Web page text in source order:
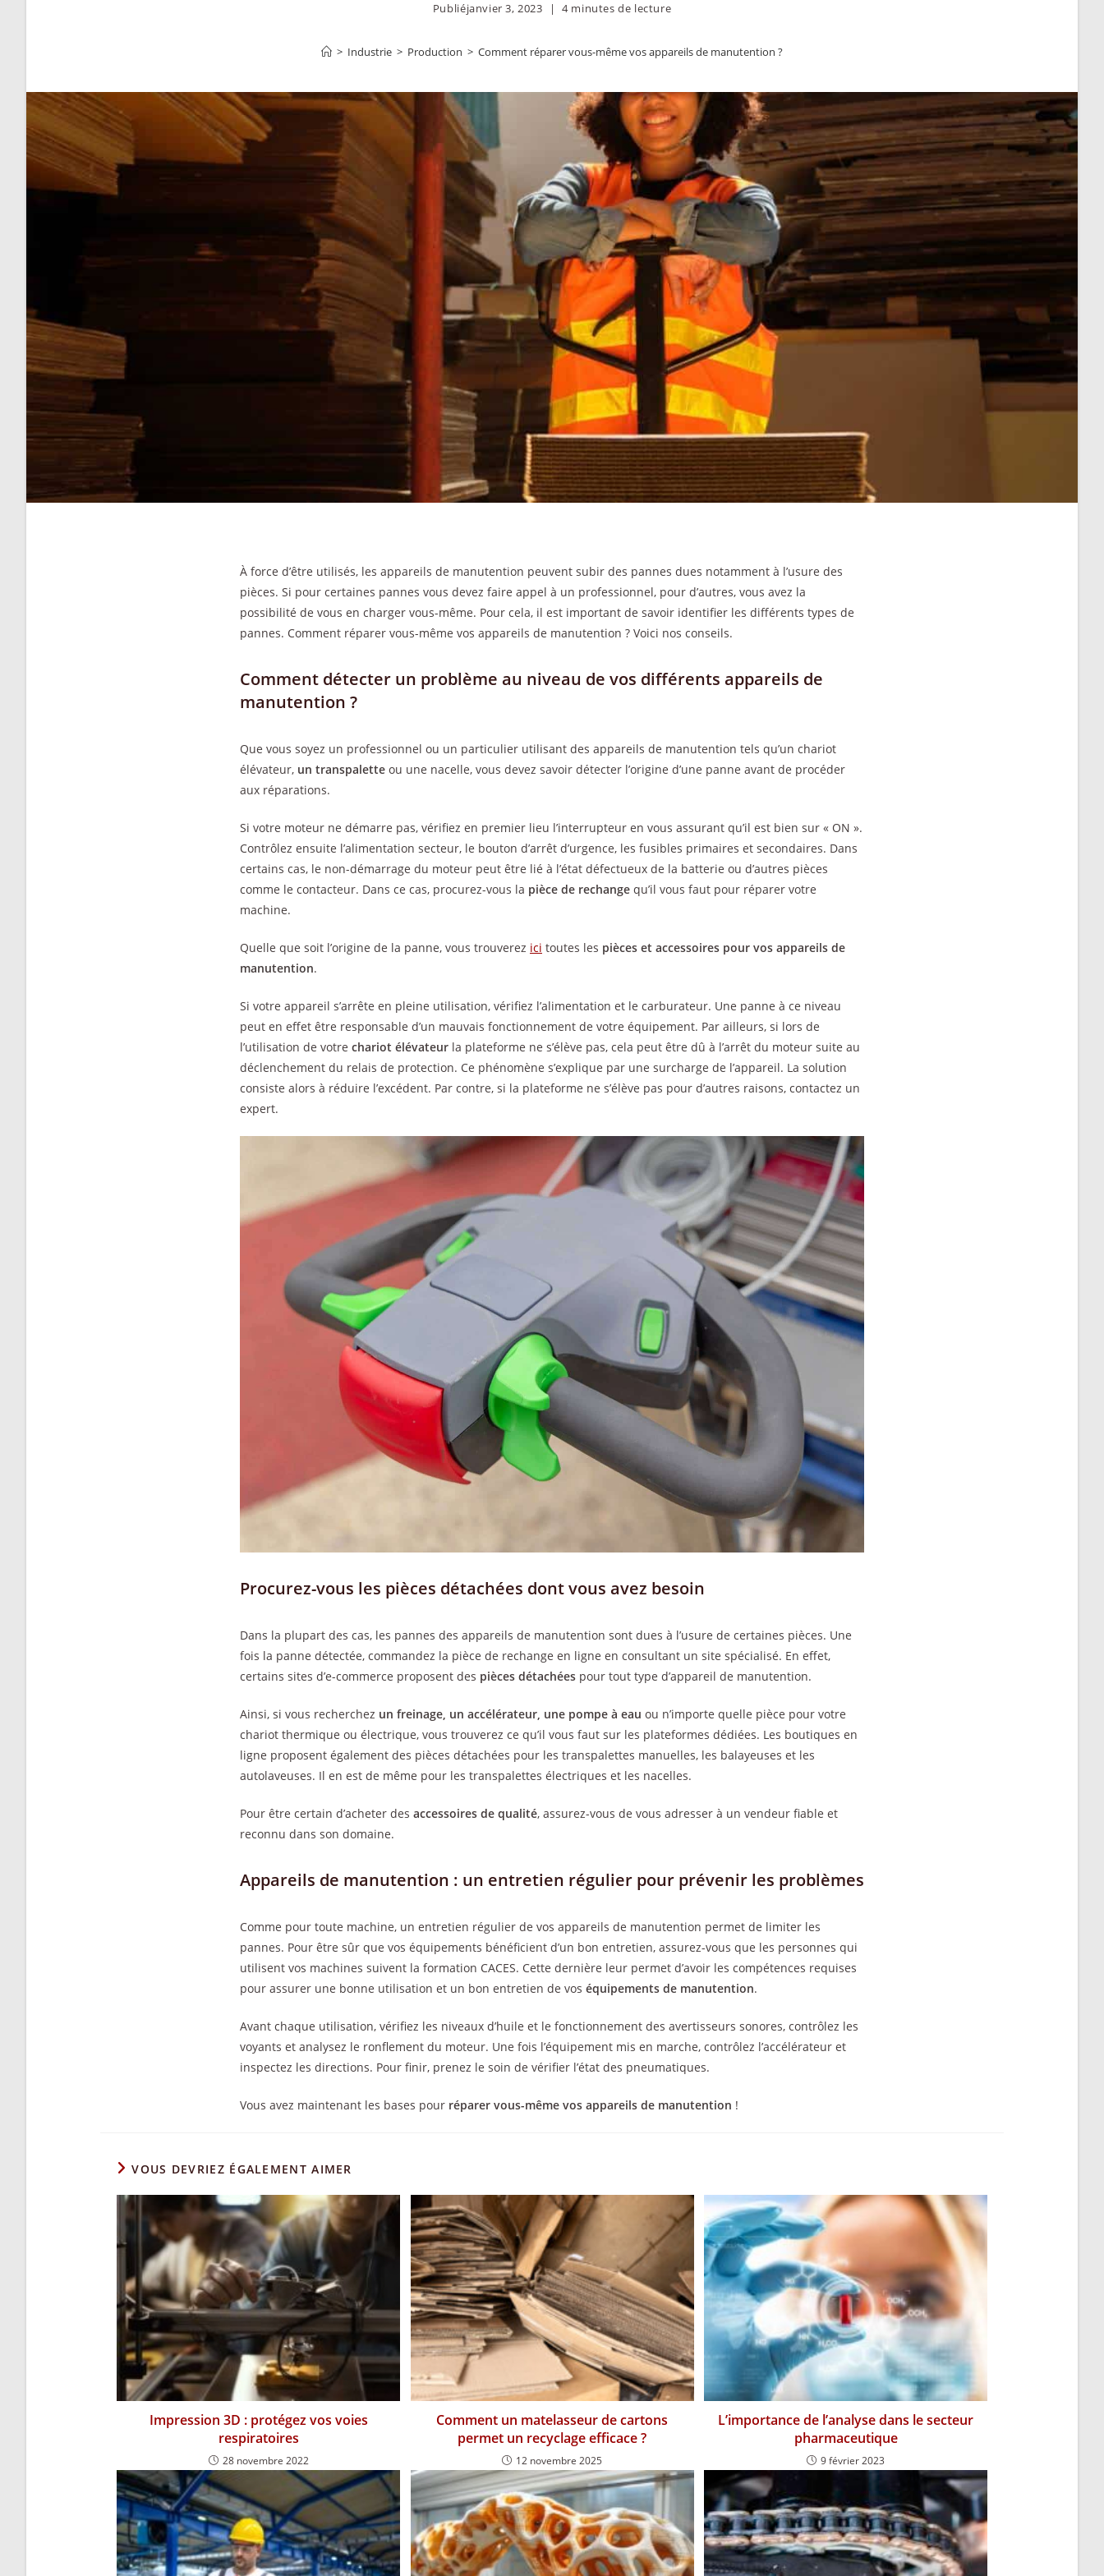
Publiéjanvier 3, 2023 4 minutes de lecture
> Industrie > Production > Comment réparer vous-même vos appareils de manutention ?
À force d’être utilisés, les appareils de manutention peuvent subir des pannes dues notamment à l’usure des
pièces. Si pour certaines pannes vous devez faire appel à un professionnel, pour d’autres, vous avez la
possibilité de vous en charger vous-même. Pour cela, il est important de savoir identifier les différents types de
pannes. Comment réparer vous-même vos appareils de manutention ? Voici nos conseils.
Comment détecter un problème au niveau de vos différents appareils de
manutention ?
Que vous soyez un professionnel ou un particulier utilisant des appareils de manutention tels qu’un chariot
élévateur, un transpalette ou une nacelle, vous devez savoir détecter l’origine d’une panne avant de procéder
aux réparations.
Si votre moteur ne démarre pas, vérifiez en premier lieu l’interrupteur en vous assurant qu’il est bien sur « ON ».
Contrôlez ensuite l’alimentation secteur, le bouton d’arrêt d’urgence, les fusibles primaires et secondaires. Dans
certains cas, le non-démarrage du moteur peut être lié à l’état défectueux de la batterie ou d’autres pièces
comme le contacteur. Dans ce cas, procurez-vous la pièce de rechange qu’il vous faut pour réparer votre
machine.
Quelle que soit l’origine de la panne, vous trouverez ici toutes les pièces et accessoires pour vos appareils de
manutention.
Si votre appareil s’arrête en pleine utilisation, vérifiez l’alimentation et le carburateur. Une panne à ce niveau
peut en effet être responsable d’un mauvais fonctionnement de votre équipement. Par ailleurs, si lors de
l’utilisation de votre chariot élévateur la plateforme ne s’élève pas, cela peut être dû à l’arrêt du moteur suite au
déclenchement du relais de protection. Ce phénomène s’explique par une surcharge de l’appareil. La solution
consiste alors à réduire l’excédent. Par contre, si la plateforme ne s’élève pas pour d’autres raisons, contactez un
expert.
Procurez-vous les pièces détachées dont vous avez besoin
Dans la plupart des cas, les pannes des appareils de manutention sont dues à l’usure de certaines pièces. Une
fois la panne détectée, commandez la pièce de rechange en ligne en consultant un site spécialisé. En effet,
certains sites d’e-commerce proposent des pièces détachées pour tout type d’appareil de manutention.
Ainsi, si vous recherchez un freinage, un accélérateur, une pompe à eau ou n’importe quelle pièce pour votre
chariot thermique ou électrique, vous trouverez ce qu’il vous faut sur les plateformes dédiées. Les boutiques en
ligne proposent également des pièces détachées pour les transpalettes manuelles, les balayeuses et les
autolaveuses. Il en est de même pour les transpalettes électriques et les nacelles.
Pour être certain d’acheter des accessoires de qualité, assurez-vous de vous adresser à un vendeur fiable et
reconnu dans son domaine.
Appareils de manutention : un entretien régulier pour prévenir les problèmes
Comme pour toute machine, un entretien régulier de vos appareils de manutention permet de limiter les
pannes. Pour être sûr que vos équipements bénéficient d’un bon entretien, assurez-vous que les personnes qui
utilisent vos machines suivent la formation CACES. Cette dernière leur permet d’avoir les compétences requises
pour assurer une bonne utilisation et un bon entretien de vos équipements de manutention.
Avant chaque utilisation, vérifiez les niveaux d’huile et le fonctionnement des avertisseurs sonores, contrôlez les
voyants et analysez le ronflement du moteur. Une fois l’équipement mis en marche, contrôlez l’accélérateur et
inspectez les directions. Pour finir, prenez le soin de vérifier l’état des pneumatiques.
Vous avez maintenant les bases pour réparer vous-même vos appareils de manutention !
VOUS DEVRIEZ ÉGALEMENT AIMER
Impression 3D : protégez vos voies
respiratoires
28 novembre 2022
Comment un matelasseur de cartons
permet un recyclage efficace ?
12 novembre 2025
L’importance de l’analyse dans le secteur
pharmaceutique
9 février 2023